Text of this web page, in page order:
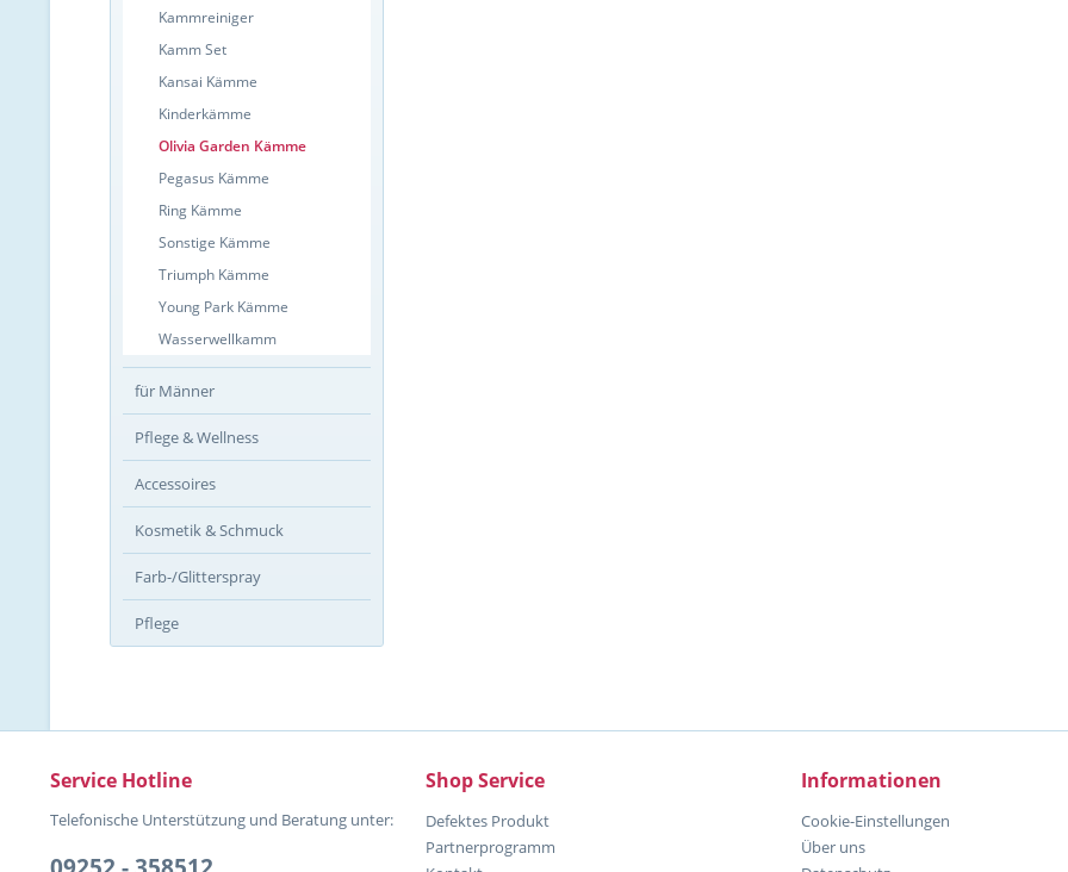
Kammreiniger
Kamm Set
Kansai Kämme
Kinderkämme
Olivia Garden Kämme
Pegasus Kämme
Ring Kämme
Sonstige Kämme
Triumph Kämme
Young Park Kämme
Wasserwellkamm
für Männer
Pflege & Wellness
Accessoires
Kosmetik & Schmuck
Farb-/Glitterspray
Pflege
Service Hotline
Telefonische Unterstützung und Beratung unter:
Shop Service
Defektes Produkt
Partnerprogramm
Informationen
Cookie-Einstellungen
Über uns